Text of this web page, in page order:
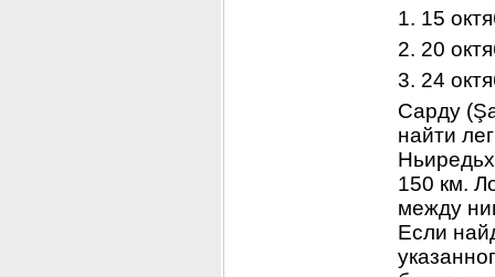
1. 15
2. 20
3. 24
Сарду
найти
150 км.
между
Если